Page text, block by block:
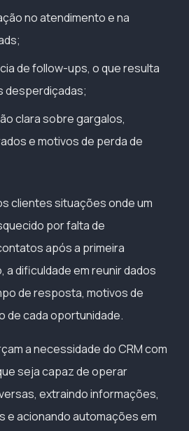
no atendimento e na
de follow-ups, o que resulta
desperdiçadas;
clara sobre gargalos,
e motivos de perda de
clientes situações onde um
por falta de
após a primeira
a dificuldade em reunir dados
de resposta, motivos de
de cada oportunidade.
a necessidade do CRM com
seja capaz de operar
extraindo informações,
e acionando automações em